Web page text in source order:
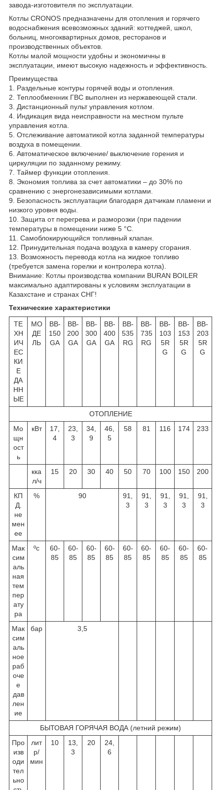
завода-изготовителя по эксплуатации.
Котлы CRONOS предназначены для отопления и горячего
водоснабжения всевозможных зданий: коттеджей, школ,
больниц, многоквартирных домов, ресторанов и
производственных объектов.
Котлы малой мощности удобны и экономичны в
эксплуатации, имеют высокую надежность и эффективность.
Преимущества
1. Раздельные контуры горячей воды и отопления.
2. Теплообменник ГВС выполнен из нержавеющей стали.
3. Дистанционный пульт управления котлом.
4. Индикация вида неисправности на местном пульте
управления котла.
5. Отслеживание автоматикой котла заданной температуры
воздуха в помещении.
6. Автоматическое включение/ выключение горения и
циркуляции по заданному режиму.
7. Таймер функции отопления.
8. Экономия топлива за счет автоматики – до 30% по
сравнению с энергонезависимыми котлами.
9. Безопасность эксплуатации благодаря датчикам пламени и
низкого уровня воды.
10. Защита от перегрева и разморозки (при падении
температуры в помещении ниже 5 °С.
11. Самоблокирующийся топливный клапан.
12. Принудительная подача воздуха в камеру сгорания.
13. Возможность перевода котла на жидкое топливо
(требуется замена горелки и контролера котла).
Внимание: Котлы производства компании BURAN BOILER
максимально адаптированы к условиям эксплуатации в
Казахстане и странах СНГ!
Технические характеристики
ТЕ
ХН
ИЧ
ЕС
КИ
Е
ДА
НН
ЫЕ
МО
ДЕ
ЛЬ
BB-
150
GA
BB-
200
GA
BB-
300
GA
BB-
400
GA
BB-
535
RG
BB-
735
RG
BB-
103
5R
G
BB-
153
5R
G
BB-
203
5R
G
ОТОПЛЕНИЕ
Мо
щн
ост
ь
кВт
17,
4
23,
3
34,
9
46,
5
58 81 116 174 233
кка
л/ч
15 20 30 40 50 70 100 150 200
КП
Д.
не
мен
ее
% 90
91,
3
91,
3
91,
3
91,
3
91,
3
Мак
сим
аль
ная
тем
пер
ату
ра
ºс
60-
85
60-
85
60-
85
60-
85
60-
85
60-
85
60-
85
60-
85
60-
85
Мак
сим
аль
ное
раб
оче
е
дав
лен
ие
бар 3,5
БЫТОВАЯ ГОРЯЧАЯ ВОДА (летний режим)
Про
изв
оди
тел
ьно
лит
р/
мин
10
13,
3
20
24,
6